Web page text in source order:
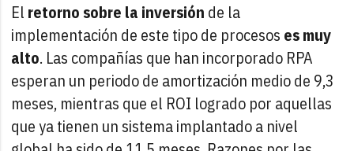
El retorno sobre la inversión de la
implementación de este tipo de procesos es muy
alto. Las compañías que han incorporado RPA
esperan un periodo de amortización medio de 9,3
meses, mientras que el ROI logrado por aquellas
que ya tienen un sistema implantado a nivel